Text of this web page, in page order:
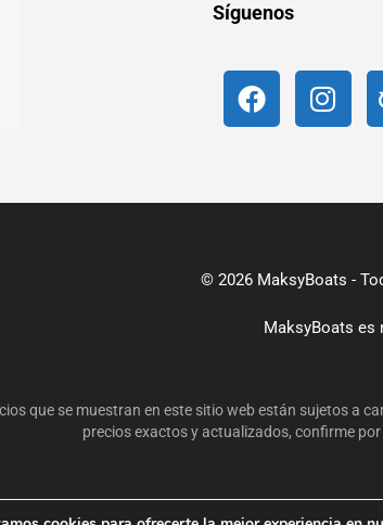
Síguenos
© 2026 MaksyBoats -
MaksyBoats es
que se muestran en este sitio web están sujetos a
precios exactos y actualizados, confirme